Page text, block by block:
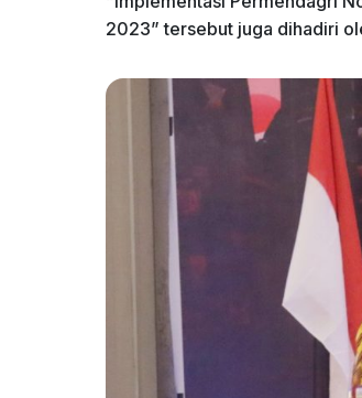
o
k
p
2023” tersebut juga dihadiri